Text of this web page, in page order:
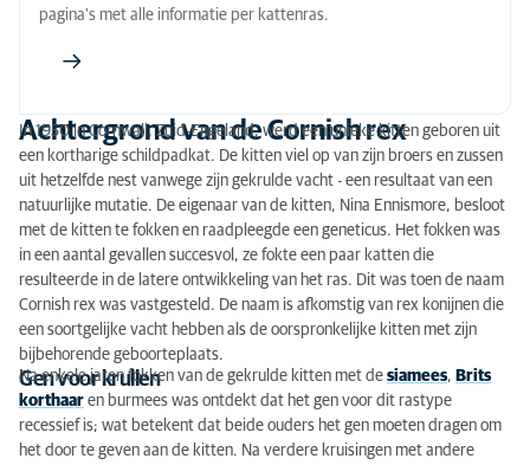
Speciaal voor het ras
Erfelijke ziekten
pagina's met alle informatie per kattenras.
Achtergrond van de Cornish rex
In 1950 in Cornwall, Zuid-Engeland, werd een unieke kitten geboren uit
een kortharige schildpadkat. De kitten viel op van zijn broers en zussen
uit hetzelfde nest vanwege zijn gekrulde vacht - een resultaat van een
natuurlijke mutatie. De eigenaar van de kitten, Nina Ennismore, besloot
met de kitten te fokken en raadpleegde een geneticus. Het fokken was
in een aantal gevallen succesvol, ze fokte een paar katten die
resulteerde in de latere ontwikkeling van het ras. Dit was toen de naam
Cornish rex was vastgesteld. De naam is afkomstig van rex konijnen die
een soortgelijke vacht hebben als de oorspronkelijke kitten met zijn
bijbehorende geboorteplaats.
Gen voor krullen
Na enkele jaren fokken van de gekrulde kitten met de siamees, Brits
korthaar en burmees was ontdekt dat het gen voor dit rastype
recessief is; wat betekent dat beide ouders het gen moeten dragen om
het door te geven aan de kitten. Na verdere kruisingen met andere